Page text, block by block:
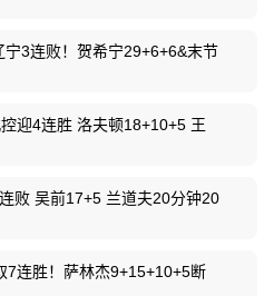
3连败！贺希宁29+6+6&末节
迎4连胜 洛夫顿18+10+5 王
败 吴前17+5 兰道夫20分钟20
7连胜！萨林杰9+15+10+5断